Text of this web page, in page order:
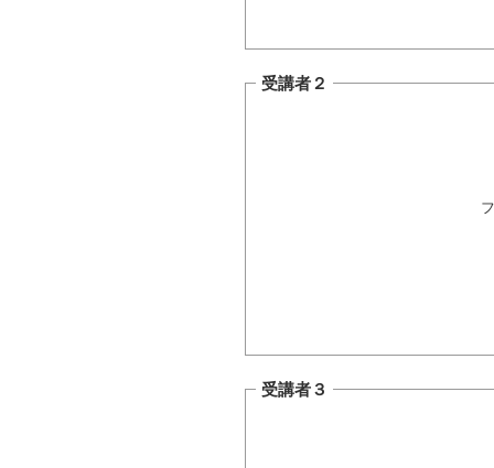
受講者２
受講者３